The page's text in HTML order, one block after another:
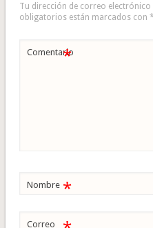
Tu dirección de correo electrónico
obligatorios están marcados con *
Comentario
*
Nombre *
Correo